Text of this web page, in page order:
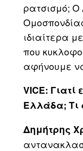
ρατσισμό; Ο
ιδιαίτερα
που
αφήνουμε
VICE: Γιατί
Ελλάδα; Τι
Δημήτρης